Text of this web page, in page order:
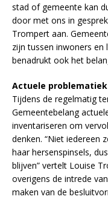
stad of gemeente kan
door met ons in
Trompert aan.
zijn tussen inwoners en
benadrukt ook het
Actuele
Tijdens de regelmatig
Gemeentebelang
inventariseren om
denken. “Niet iedereen
haar hersenspinsels,
blijven” vertelt Louise
overigens de intrede
maken van de